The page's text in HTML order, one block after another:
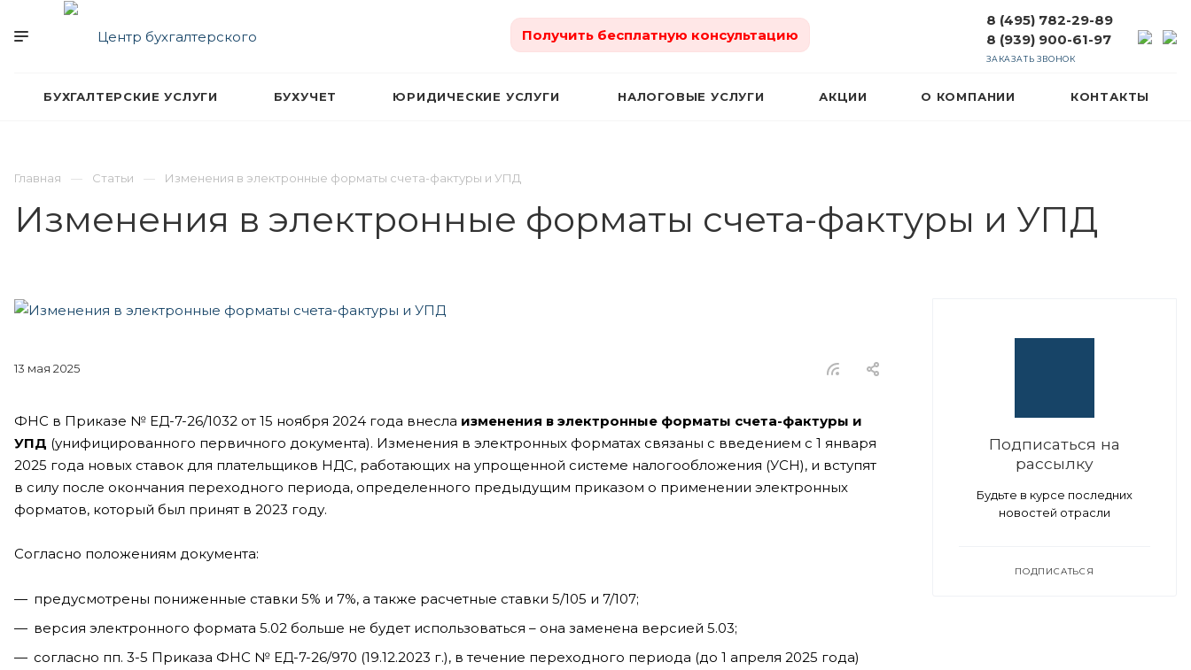
Получить бесплатную консультацию
8 (495) 782-29-89
8 (939) 900-61-97
ЗАКАЗАТЬ ЗВОНОК
БУХГАЛТЕРСКИЕ УСЛУГИ БУХУЧЕТ ЮРИДИЧЕСКИЕ УСЛУГИ НАЛОГОВЫЕ УСЛУГИ АКЦИИ О КОМПАНИИ КОНТАКТЫ
Главная Статьи Изменения в электронные форматы счета-фактуры и УПД
Изменения в электронные форматы счета-фактуры и УПД
13 мая 2025
ФНС в Приказе № ЕД-7-26/1032 от 15 ноября 2024 года внесла изменения в электронные форматы счета-фактуры и
УПД (унифицированного первичного документа). Изменения в электронных форматах связаны с введением с 1 января
2025 года новых ставок для плательщиков НДС, работающих на упрощенной системе налогообложения (УСН), и вступят
в силу после окончания переходного периода, определенного предыдущим приказом о применении электронных
форматов, который был принят в 2023 году.
Согласно положениям документа:
предусмотрены пониженные ставки 5% и 7%, а также расчетные ставки 5/105 и 7/107;
версия электронного формата 5.02 больше не будет использоваться – она заменена версией 5.03;
согласно пп. 3-5 Приказа ФНС № ЕД-7-26/970 (19.12.2023 г.), в течение переходного периода (до 1 апреля 2025 года)
Подписаться на
рассылку
Будьте в курсе последних
новостей отрасли
ПОДПИСАТЬСЯ